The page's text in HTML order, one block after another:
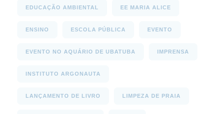
EDUCAÇÃO AMBIENTAL EE MARIA ALICE
ENSINO ESCOLA PÚBLICA EVENTO
EVENTO NO AQUÁRIO DE UBATUBA IMPRENSA
INSTITUTO ARGONAUTA
LANÇAMENTO DE LIVRO LIMPEZA DE PRAIA